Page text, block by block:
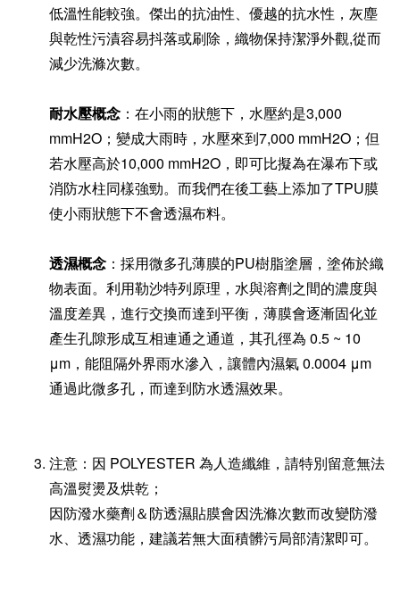
低溫性能較強。傑出的抗油性、優越的抗水性，灰塵
與乾性污漬容易抖落或刷除，織物保持潔淨外觀,從而
減少洗滌次數。
耐水壓概念 ：在小雨的狀態下，水壓約是3,000
mmH2O；變成大雨時，水壓來到7,000 mmH2O；但
若水壓高於10,000 mmH2O，即可比擬為在瀑布下或
消防水柱同樣強勁。而我們在後工藝上添加了TPU膜
使小雨狀態下不會透濕布料。
透濕概念 ：採用微多孔薄膜的PU樹脂塗層， 塗佈於織
物表面。 利用勒沙特列原理， 水與溶劑之間的濃度與
溫度差異，進行交換而達到平衡， 薄膜會逐漸固化並
產生孔隙形成互相連通之通道，其孔徑為 0.5 ~ 10
μm，能阻隔外界雨水滲入， 讓體內濕氣 0.0004 μm
通過此微多孔，而達到防水透濕效果。
注意：因 POLYESTER 為人造纖維，請特別留意無法
高溫熨燙及烘乾；
因防潑水藥劑＆防透濕貼膜會因洗滌次數而改變防潑
水、透濕功能，建議若無大面積髒污局部清潔即可。